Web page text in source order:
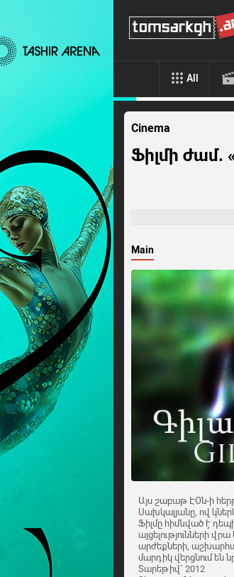
All
Cinema
Ֆիլմի ժամ.
Main
Այս շաբաթ ԷՕն-ի
Սախկալյանը, ով
Ֆիլմը հիմնված է
այցելությունների
արժեքների,
մարդիկ վերցնում են
Տարեթիվ` 2012